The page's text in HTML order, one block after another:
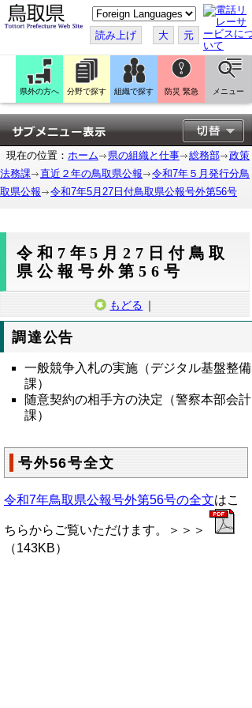
こ
の
ペ
ー
ジ
翻
訳
す
る
読み上げ 大 元
県外の方へ 分野で探す 組織で探す 防災 緊急 メニュー
現在の位置： ホーム 県の組織と仕事 総務部
政策
法務課
直近２年の鳥取県公報
令和7年５月発行分鳥
取県公報
令和7年5月27日付鳥取県公報号外第56号
令和7年5月27日付鳥取
県公報号外第56号
もどる ｜
調達公告
一般競争入札の実施（デジタル基盤整備
課）
随意契約の相手方の決定（警察本部会計
課）
号外56号全文
令和7年鳥取県公報号外第56号の全文はこ
ちらからご覧いただけます。＞＞＞
（143KB）